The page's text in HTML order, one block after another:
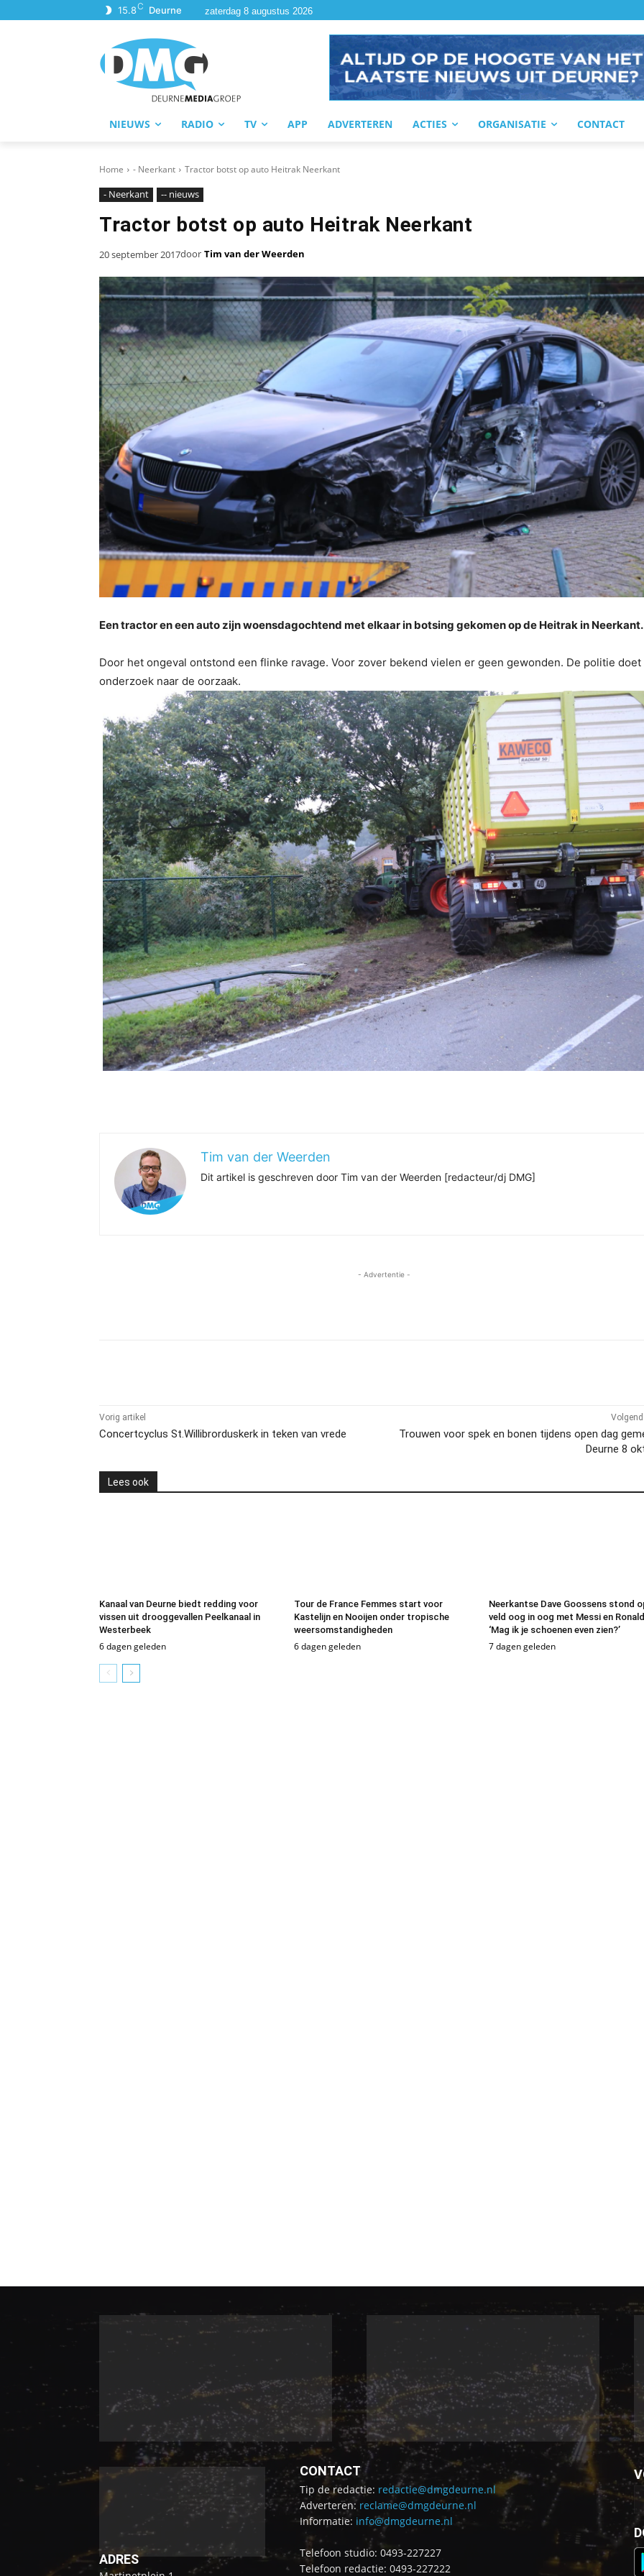
15.8C Deurne zaterdag 8 augustus 2026
NIEUWS RADIO TV APP ADVERTEREN ACTIES ORGANISATIE CONTACT
Home - Neerkant Tractor botst op auto Heitrak Neerkant
- Neerkant -- nieuws
Tractor botst op auto Heitrak Neerkant
20 september 2017door Tim van der Weerden
Een tractor en een auto zijn woensdagochtend met elkaar in botsing gekomen op de Heitrak in Neerkant.
Door het ongeval ontstond een flinke ravage. Voor zover bekend vielen er geen gewonden. De politie doet
onderzoek naar de oorzaak.
Tim van der Weerden
Dit artikel is geschreven door Tim van der Weerden [redacteur/dj DMG]
- Advertentie -
Vorig artikel
Concertcyclus St.Willibrorduskerk in teken van vrede
Trouwen voor spek en bonen tijdens open dag
Deurne 8
Lees ook
Kanaal van Deurne biedt redding voor
vissen uit drooggevallen Peelkanaal in
Westerbeek
6 dagen geleden
Tour de France Femmes start voor
Kastelijn en Nooijen onder tropische
weersomstandigheden
6 dagen geleden
Neerkantse Dave Goossens stond
veld oog in oog met Messi en
‘Mag ik je schoenen even zien?’
7 dagen geleden
ADRES
CONTACT
Tip de redactie: redactie@dmgdeurne.nl
Adverteren: reclame@dmgdeurne.nl
Informatie: info@dmgdeurne.nl
Telefoon studio: 0493-227227
Telefoon redactie: 0493-227222